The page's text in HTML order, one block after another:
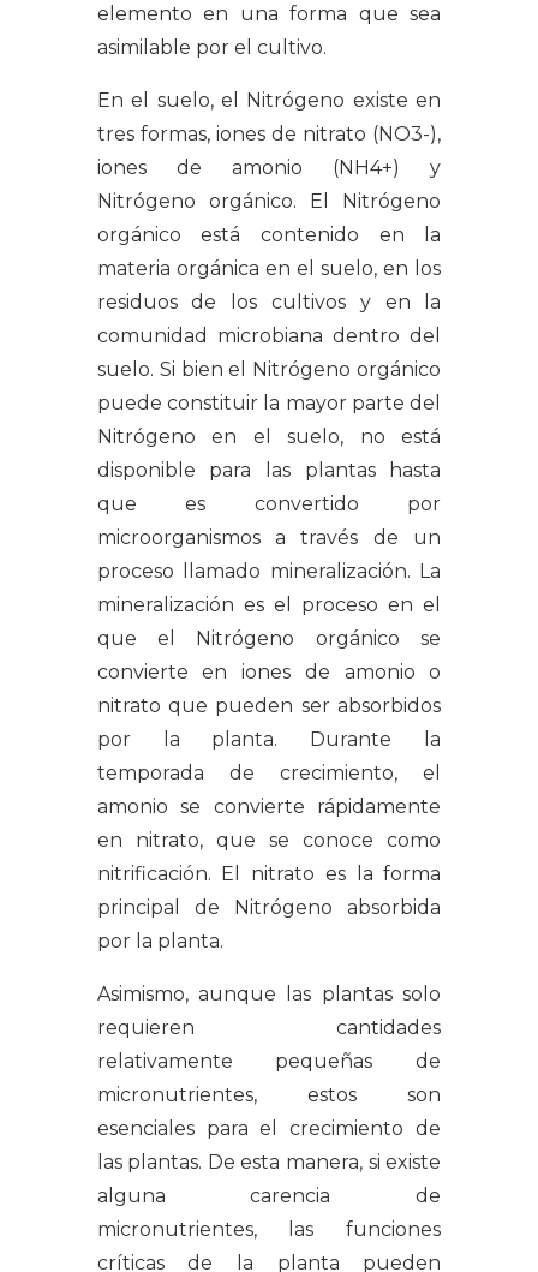
elemento en una forma que sea
asimilable por el cultivo.
En el suelo, el Nitrógeno existe en
tres formas, iones de nitrato (NO3-),
iones de amonio (NH4+) y
Nitrógeno orgánico. El Nitrógeno
orgánico está contenido en la
materia orgánica en el suelo, en los
residuos de los cultivos y en la
comunidad microbiana dentro del
suelo. Si bien el Nitrógeno orgánico
puede constituir la mayor parte del
Nitrógeno en el suelo, no está
disponible para las plantas hasta
que es convertido por
microorganismos a través de un
proceso llamado mineralización. La
mineralización es el proceso en el
que el Nitrógeno orgánico se
convierte en iones de amonio o
nitrato que pueden ser absorbidos
por la planta. Durante la
temporada de crecimiento, el
amonio se convierte rápidamente
en nitrato, que se conoce como
nitrificación. El nitrato es la forma
principal de Nitrógeno absorbida
por la planta.
Asimismo, aunque las plantas solo
requieren cantidades
relativamente pequeñas de
micronutrientes, estos son
esenciales para el crecimiento de
las plantas. De esta manera, si existe
alguna carencia de
micronutrientes, las funciones
críticas de la planta pueden